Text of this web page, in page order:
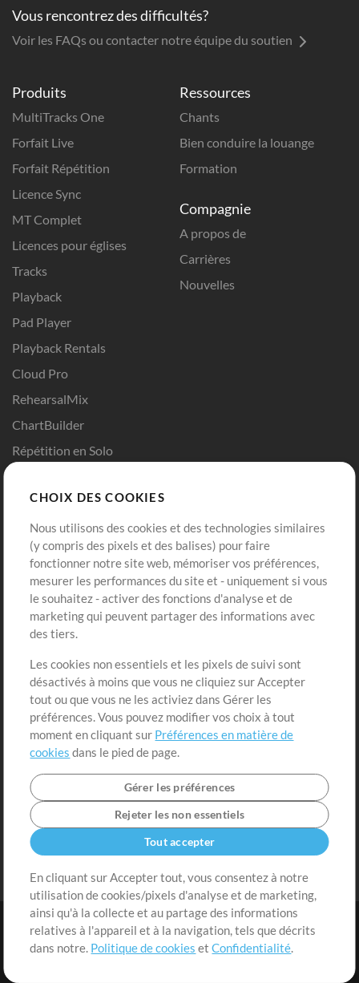
Produits
MultiTracks One
Forfait Live
Forfait Répétition
Licence Sync
MT Complet
Licences pour églises
Tracks
Playback
Pad Player
Playback Rentals
Cloud Pro
RehearsalMix
ChartBuilder
Répétition en Solo
Modèles ProPresenter
Sons
Ressources
Chants
Bien conduire la louange
Formation
Compagnie
A propos de
Carrières
Nouvelles
Boutique
Acheter des crédits
Contenu gratuit
Demander les pistes
Extras
Sessions
Soumettre votre contenu
Listes de lecture
Conférence MT
Compte
Connexion
S'inscrire
Vous rencontrez des difficultés?
Voir les FAQs ou contacter notre équipe du soutien
Conditions | Confidentialité |
CHOIX DES COOKIES
Nous utilisons des cookies et des technologies similaires
(y compris des pixels et des balises) pour faire
fonctionner notre site web, mémoriser vos préférences,
mesurer les performances du site et - uniquement si vous
le souhaitez - activer des fonctions d'analyse et de
marketing qui peuvent partager des informations avec
des tiers.
Les cookies non essentiels et les pixels de suivi sont
désactivés à moins que vous ne cliquiez sur Accepter
tout ou que vous ne les activiez dans Gérer les
préférences. Vous pouvez modifier vos choix à tout
moment en cliquant sur Préférences en matière de
cookies dans le pied de page.
Gérer les préférences
Rejeter les non essentiels
Tout accepter
En cliquant sur Accepter tout, vous consentez à notre
utilisation de cookies/pixels d'analyse et de marketing,
ainsi qu'à la collecte et au partage des informations
relatives à l'appareil et à la navigation, tels que décrits
dans notre. Politique de cookies etConfidentialité.